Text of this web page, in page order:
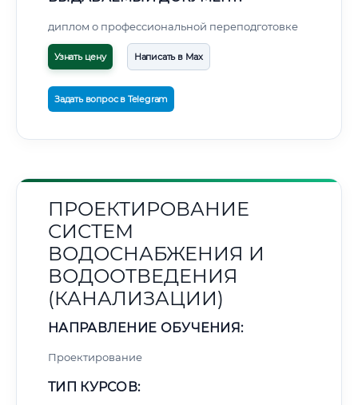
диплом о профессиональной переподготовке
Узнать цену Написать в Max
Задать вопрос в Telegram
ПРОЕКТИРОВАНИЕ
СИСТЕМ
ВОДОСНАБЖЕНИЯ И
ВОДООТВЕДЕНИЯ
(КАНАЛИЗАЦИИ)
НАПРАВЛЕНИЕ ОБУЧЕНИЯ:
Проектирование
ТИП КУРСОВ: